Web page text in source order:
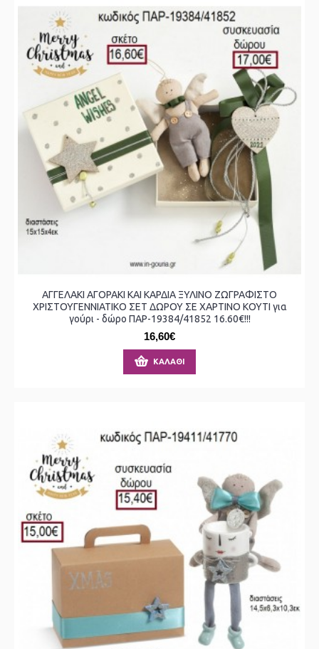
ΑΓΓΕΛΑΚΙ ΑΓΟΡΑΚΙ ΚΑΙ ΚΑΡΔΙΑ ΞΥΛΙΝΟ ΖΩΓΡΑΦΙΣΤΟ
ΧΡΙΣΤΟΥΓΕΝΝΙΑΤΙΚΟ ΣΕΤ ΔΩΡΟΥ ΣΕ ΧΑΡΤΙΝΟ ΚΟΥΤΙ για
γούρι - δώρο ΠΑΡ-19384/41852 16.60€!!!
16,60€
ΚΑΛΆΘΙ